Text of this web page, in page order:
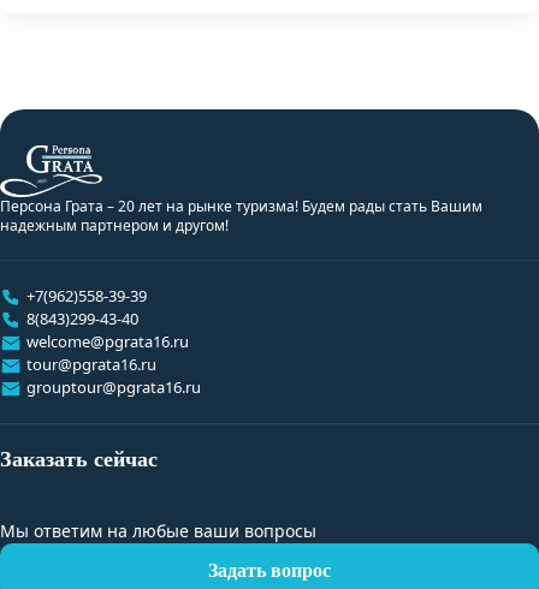
Персона Грата – 20 лет на рынке туризма! Будем рады стать Вашим
надежным партнером и другом!
+7(962)558-39-39
8(843)299-43-40
welcome@pgrata16.ru
tour@pgrata16.ru
grouptour@pgrata16.ru
Заказать сейчас
Мы ответим на любые ваши вопросы
Задать вопрос